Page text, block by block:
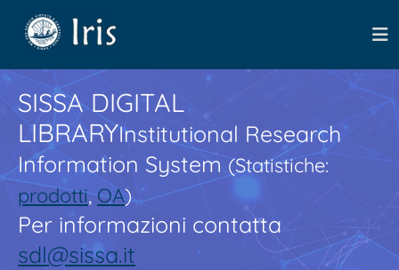
SISSA DIGITAL
LIBRARYInstitutional Research
Information System(Statistiche:
prodotti,OA)
Per informazioni contatta
sdl@sissa.it